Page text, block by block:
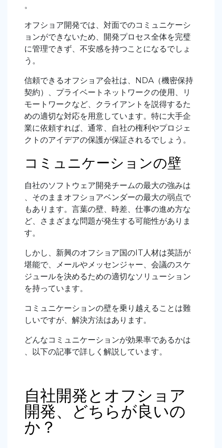
。
オフショア開発では、対面でのコミュニケーシ
ョンができないため、開発プロセス全体を完璧
に管理できず、不安感を持つことになるでしょ
う。
信頼できるオフショア会社は、NDA（機密保持
契約）、プライベートネットワークの使用、リ
モートワークなど、クライアントを説得するた
めの適切な対応を用意しています。特に大手企
業に依頼すれば、通常、自社の権利やプロジェ
クトのアイデアの保護が保証されるでしょう。
コミュニケーションの壁
自社のソフトウェア開発チームの最大の強みは
、そのままオフショアベンダーの最大の弱点で
もあります。言葉の壁、時差、仕事の進め方な
ど、さまざまな問題が発生する可能性がありま
す。
しかし、新興のオフショア国のIT人材は英語が
堪能で、メールやメッセンジャー、会議のスケ
ジュールを決めるための適切なソリューション
を持っています。
コミュニケーションの壁を乗り越えることは難
しいですが、解決方法はあります。
どんなコミュニケーションが効果率であるかは
、以下の記事で詳しく解説しています。
自社開発とオフショア
開発、どちらが良いの
か？